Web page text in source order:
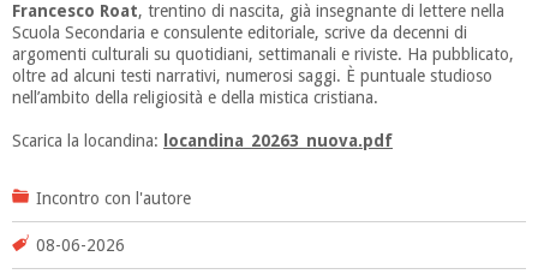
Francesco Roat, trentino di nascita, già insegnante di lettere nella
Scuola Secondaria e consulente editoriale, scrive da decenni di
argomenti culturali su quotidiani, settimanali e riviste. Ha pubblicato,
oltre ad alcuni testi narrativi, numerosi saggi. È puntuale studioso
nell’ambito della religiosità e della mistica cristiana.
Scarica la locandina: locandina_20263_nuova.pdf
Incontro con l'autore
08-06-2026